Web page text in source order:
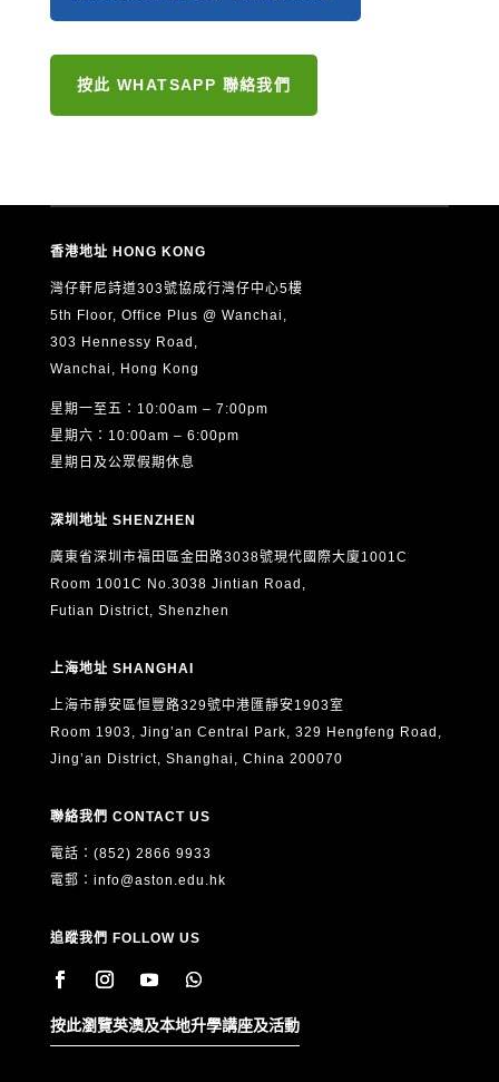
按此 WHATSAPP 聯絡我們
香港地址 HONG KONG
灣仔軒尼詩道303號協成行灣仔中心5樓
5th Floor, Office Plus @ Wanchai,
303 Hennessy Road,
Wanchai, Hong Kong
星期一至五：10:00am – 7:00pm
星期六：10:00am – 6:00pm
星期日及公眾假期休息
深圳地址 SHENZHEN
廣東省深圳市福田區金田路3038號現代國際大廈1001C
Room 1001C No.3038 Jintian Road,
Futian District, Shenzhen
上海地址 SHANGHAI
上海市靜安區恒豐路329號中港匯靜安1903室
Room 1903, Jing’an Central Park, 329 Hengfeng Road,
Jing’an District, Shanghai, China 200070
聯絡我們 CONTACT US
電話：(852) 2866 9933
電郵： info@aston.edu.hk
追蹤我們 FOLLOW US
按此瀏覽英澳及本地升學講座及活動